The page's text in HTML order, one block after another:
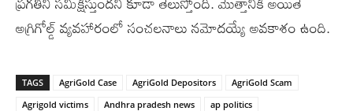
అగ్రిగోల్డ్ వ్యవహారంలో సంచలనాలు నమోదయ్యే అవకాశం ఉంది.
TAGS AgriGold Case AgriGold Depositors
AgriGold Scam
Agrigold victims
Andhra pradesh news
ap politics